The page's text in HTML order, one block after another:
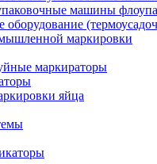
машины
оборудование
маркировки
маркираторы
яйца